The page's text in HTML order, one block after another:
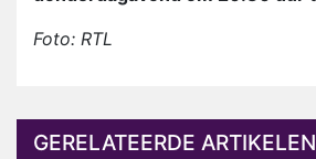
Foto: RTL
GERELATEERDE ARTIKELEN